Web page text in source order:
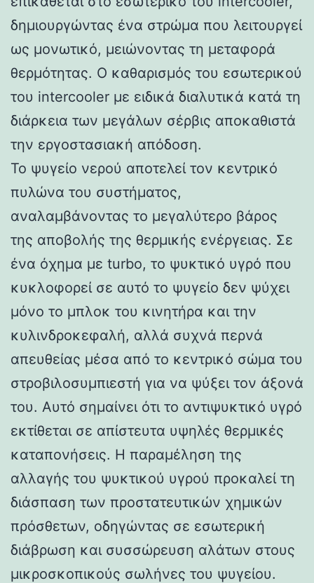
δημιουργώντας ένα στρώμα που λειτουργεί
ως μονωτικό, μειώνοντας τη μεταφορά
θερμότητας. Ο καθαρισμός του εσωτερικού
του intercooler με ειδικά διαλυτικά κατά τη
διάρκεια των μεγάλων σέρβις αποκαθιστά
την εργοστασιακή απόδοση.
Το ψυγείο νερού αποτελεί τον κεντρικό
πυλώνα του συστήματος,
αναλαμβάνοντας το μεγαλύτερο βάρος
της αποβολής της θερμικής ενέργειας. Σε
ένα όχημα με turbo, το ψυκτικό υγρό που
κυκλοφορεί σε αυτό το ψυγείο δεν ψύχει
μόνο το μπλοκ του κινητήρα και την
κυλινδροκεφαλή, αλλά συχνά περνά
απευθείας μέσα από το κεντρικό σώμα του
στροβιλοσυμπιεστή για να ψύξει τον άξονά
του. Αυτό σημαίνει ότι το αντιψυκτικό υγρό
εκτίθεται σε απίστευτα υψηλές θερμικές
καταπονήσεις. Η παραμέληση της
αλλαγής του ψυκτικού υγρού προκαλεί τη
διάσπαση των προστατευτικών χημικών
πρόσθετων, οδηγώντας σε εσωτερική
διάβρωση και συσσώρευση αλάτων στους
μικροσκοπικούς σωλήνες του ψυγείου.